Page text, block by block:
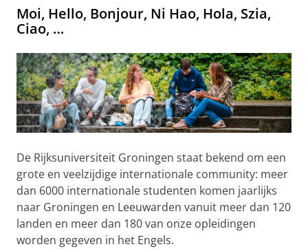
Moi, Hello, Bonjour, Ni Hao, Hola, Szia,
Ciao, …
De Rijksuniversiteit Groningen staat bekend om een
grote en veelzijdige internationale community: meer
dan 6000 internationale studenten komen jaarlijks
naar Groningen en Leeuwarden vanuit meer dan 120
landen en meer dan 180 van onze opleidingen
worden gegeven in het Engels.